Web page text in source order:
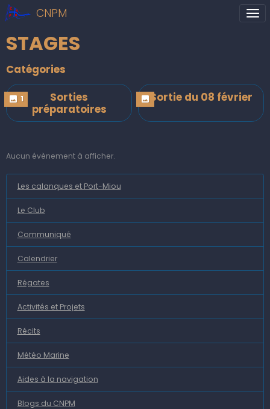
CNPM
STAGES
Catégories
1
Sorties
préparatoires
Sortie du 08 février
Aucun évènement à afficher.
Les calanques et Port-Miou
Le Club
Communiqué
Calendrier
Régates
Activités et Projets
Récits
Météo Marine
Aides à la navigation
Blogs du CNPM